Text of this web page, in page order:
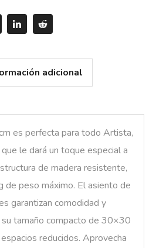
adicional
es perfecta para todo Artista,
le dará un toque especial a
de madera resistente,
peso máximo. El asiento de
garantizan comodidad y
tamaño compacto de 30×30
reducidos. Aprovecha